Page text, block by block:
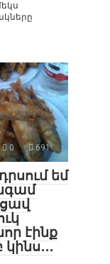
0 691
եմ
էինք